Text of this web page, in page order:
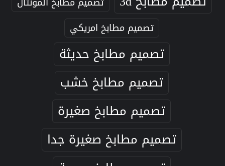
تصميم مطابخ امريكي
تصميم مطابخ حديثة
تصميم مطابخ خشب
تصميم مطابخ صغيرة
تصميم مطابخ صغيرة جدا